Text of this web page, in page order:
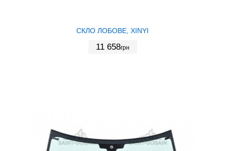
СКЛО ЛОБОВЕ, XINYI
11 658грн